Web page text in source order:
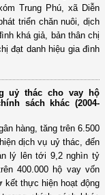
Trung Phú, xã Diễn
triển chăn nuôi, dịch
khá giả, bản thân chị
đạt danh hiệu gia đình
uỷ thác cho vay hộ
sách khác (2004-
hàng, tăng trên 6.500
dịch vụ uỷ thác, đến
lý lên tới 9,2 nghìn tỷ
400.000 hộ vay vốn
kết thực hiện hoạt động